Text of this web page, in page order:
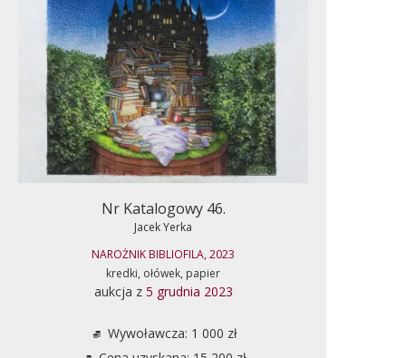
Nr Katalogowy 46.
Jacek Yerka
NAROŻNIK BIBLIOFILA, 2023
kredki, ołówek, papier
aukcja z 5 grudnia 2023
Wywoławcza: 1 000 zł